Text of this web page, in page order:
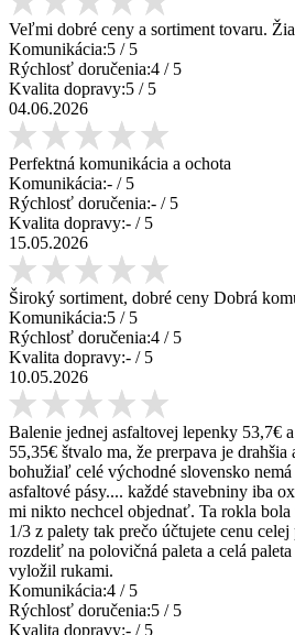
Veľmi dobré ceny a sortiment tovaru.
Komunikácia:5 / 5
Rýchlosť doručenia:4 / 5
Kvalita dopravy:5 / 5
04.06.2026
Perfektná komunikácia a ochota
Komunikácia:- / 5
Rýchlosť doručenia:- / 5
Kvalita dopravy:- / 5
15.05.2026
Široký sortiment, dobré ceny Dobrá
Komunikácia:5 / 5
Rýchlosť doručenia:4 / 5
Kvalita dopravy:- / 5
10.05.2026
Balenie jednej asfaltovej lepenky 53,7€
55,35€ štvalo ma, že prerpava je
bohužiaľ celé východné slovensko
asfaltové pásy.... každé stavebniny iba
mi nikto nechcel objednať. Ta rokla bola
1/3 z palety tak prečo účtujete cenu
rozdeliť na polovičná paleta a celá
vyložil rukami.
Komunikácia:4 / 5
Rýchlosť doručenia:5 / 5
Kvalita dopravy:- / 5